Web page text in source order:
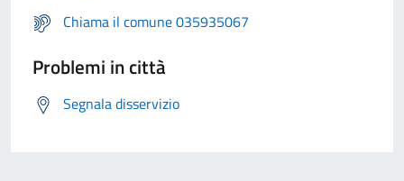
Chiama il comune 035935067
Problemi in città
Segnala disservizio